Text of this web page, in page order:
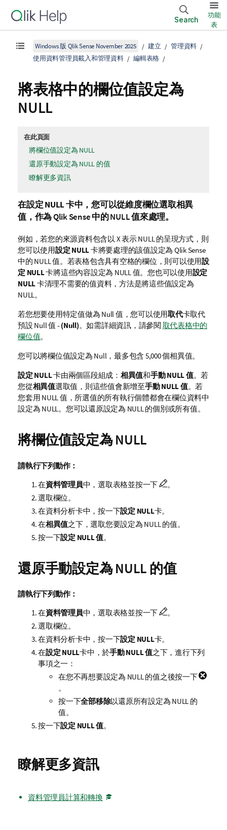
Search
功能
表
Windows 版 Qlik Sense November 2025 建立
管理資料
使用資料管理員載入和管理資料
編輯表格
將表格中的欄位值設定為
NULL
在此頁面
將欄位值設定為 NULL
還原手動設定為 NULL 的值
瞭解更多資訊
在設定 NULL卡中，您可以從維度欄位選取相異
值，作為Qlik Sense中的 NULL 值來處理。
例如，若您的來源資料包含以 X表示 NULL 的呈現方式，則
您可以使用設定 NULL卡將要處理的該值設定為 Qlik Sense
中的 NULL 值。若表格包含具有空格的欄位，則可以使用設
定 NULL卡將這些內容設定為 NULL 值。您也可以使用設定
NULL卡清理不需要的值資料，方法是將這些值設定為
NULL。
若您想要使用特定值做為 Null 值，您可以使用取代卡取代
預設 Null 值 - (Null)。如需詳細資訊，請參閱 取代表格中的
欄位值。
您可以將欄位值設定為 Null，最多包含 5,000 個相異值。
設定 NULL卡由兩個區段組成： 相異值和手動 NULL 值。若
您從相異值選取值，則這些值會新增至手動 NULL 值。若
您套用 NULL 值，所選值的所有執行個體都會在欄位資料中
設定為 NULL。您可以還原設定為 NULL 的個別或所有值。
將欄位值設定為 NULL
請執行下列動作：
在資料管理員中，選取表格並按一下
。
選取欄位。
在資料分析卡中，按一下設定 NULL卡。
在相異值之下，選取您要設定為 NULL 的值。
按一下設定 NULL 值。
還原手動設定為 NULL 的值
請執行下列動作：
在資料管理員中，選取表格並按一下
。
選取欄位。
在資料分析卡中，按一下設定 NULL卡。
在設定 NULL卡中，於手動 NULL 值之下，進行下列
事項之一：
在您不再想要設定為 NULL 的值之後按一下
。
按一下全部移除以還原所有設定為 NULL 的
值。
按一下設定 NULL 值。
瞭解更多資訊
資料管理員計算和轉換